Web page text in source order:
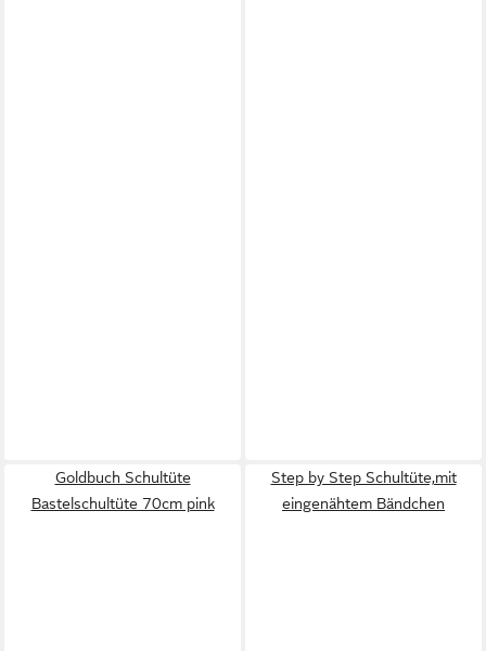
Goldbuch Schultüte
Bastelschultüte 70cm pink
Step by Step Schultüte,mit
eingenähtem Bändchen